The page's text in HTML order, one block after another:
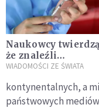
Naukowcy
że znaleźli
przyczynę rzadkich
szczepionkach
przeciw Covid-19
WIADOMOŚCI ZE ŚWIATA
kontynentalnych, a
państwowych